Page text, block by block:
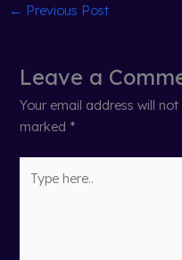
← Previous Post
Leave a
Your email address will not
marked *
here..